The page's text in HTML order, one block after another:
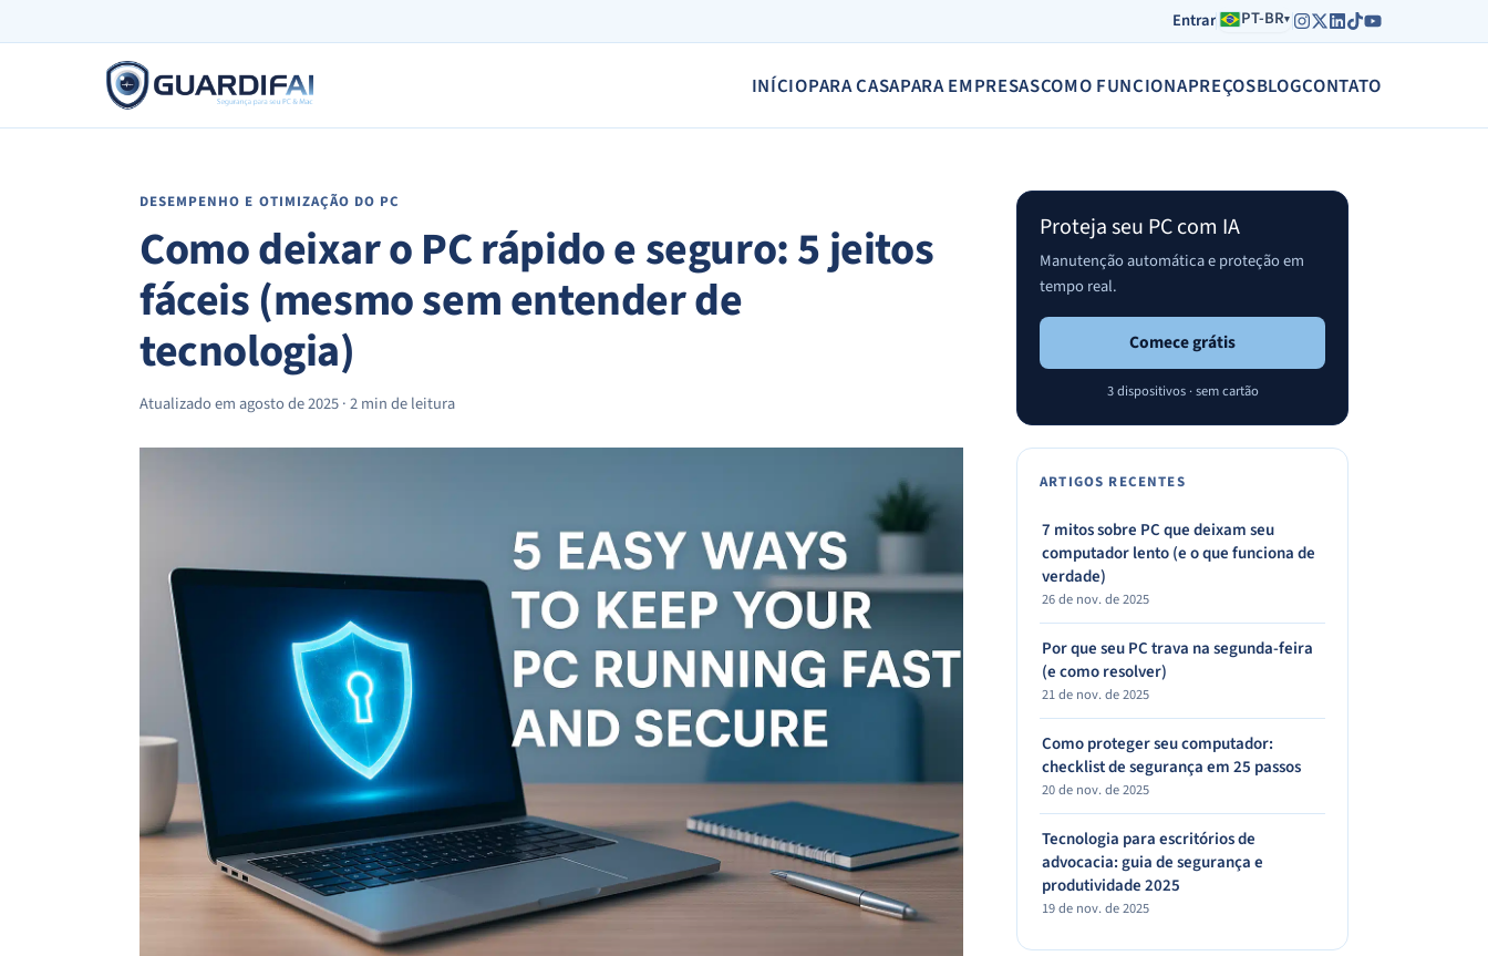
para
Entrar PT-BR▾
INÍCIOPARA CASAPARA EMPRESASCOMO FUNCIONAPREÇOSBLOGCONTATO
DESEMPENHO E OTIMIZAÇÃO DO PC
Como deixar o PC rápido e seguro: 5 jeitos
fáceis (mesmo sem entender de
tecnologia)
Atualizado em agosto de 2025 · 2 min de leitura
Proteja seu PC com IA
Manutenção automática e proteção em
tempo real.
Comece grátis
3 dispositivos · sem cartão
ARTIGOS RECENTES
7 mitos sobre PC que deixam seu
computador lento (e o que funciona de
verdade)
26 de nov. de 2025
Por que seu PC trava na segunda-feira
(e como resolver)
21 de nov. de 2025
Como proteger seu computador:
checklist de segurança em 25 passos
20 de nov. de 2025
Tecnologia para escritórios de
advocacia: guia de segurança e
produtividade 2025
19 de nov. de 2025